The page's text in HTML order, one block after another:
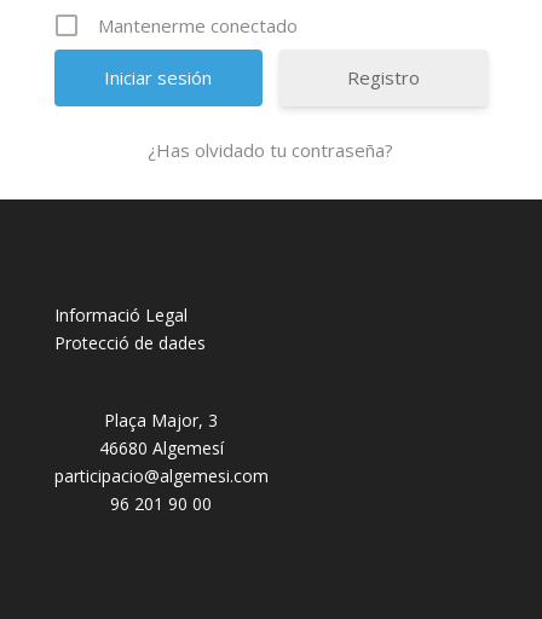
Mantenerme conectado
Registro
¿Has olvidado tu contraseña?
Informació Legal
Protecció de dades
Plaça Major, 3
46680 Algemesí
participacio@algemesi.com
96 201 90 00